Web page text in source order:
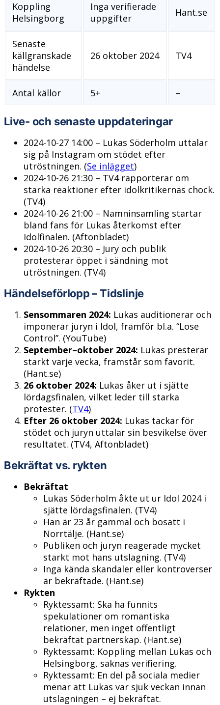
Koppling
Helsingborg
Inga verifierade
uppgifter
Hant.se
Senaste
källgranskade
händelse
26 oktober 2024 TV4
Antal källor 5+ –
Live- och senaste uppdateringar
2024-10-27 14:00 – Lukas Söderholm uttalar
sig på Instagram om stödet efter
utröstningen. (Se inlägget)
2024-10-26 21:30 – TV4 rapporterar om
starka reaktioner efter idolkritikernas chock.
(TV4)
2024-10-26 21:00 – Namninsamling startar
bland fans för Lukas återkomst efter
Idolfinalen. (Aftonbladet)
2024-10-26 20:30 – Jury och publik
protesterar öppet i sändning mot
utröstningen. (TV4)
Händelseförlopp – Tidslinje
Sensommaren 2024: Lukas auditionerar och
imponerar juryn i Idol, framför bl.a. “Lose
Control”. (YouTube)
September–oktober 2024: Lukas presterar
starkt varje vecka, framstår som favorit.
(Hant.se)
26 oktober 2024: Lukas åker ut i sjätte
lördagsfinalen, vilket leder till starka
protester. (TV4)
Efter 26 oktober 2024: Lukas tackar för
stödet och juryn uttalar sin besvikelse över
resultatet. (TV4, Aftonbladet)
Bekräftat vs. rykten
Bekräftat
Lukas Söderholm åkte ut ur Idol 2024 i
sjätte lördagsfinalen. (TV4)
Han är 23 år gammal och bosatt i
Norrtälje. (Hant.se)
Publiken och juryn reagerade mycket
starkt mot hans utslagning. (TV4)
Inga kända skandaler eller kontroverser
är bekräftade. (Hant.se)
Rykten
Ryktessamt: Ska ha funnits
spekulationer om romantiska
relationer, men inget offentligt
bekräftat partnerskap. (Hant.se)
Ryktessamt: Koppling mellan Lukas och
Helsingborg, saknas verifiering.
Ryktessamt: En del på sociala medier
menar att Lukas var sjuk veckan innan
utslagningen – ej bekräftat.